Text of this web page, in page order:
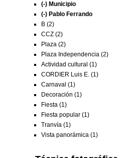
(-) Municipio
(-) Pablo Ferrando
B (2)
CCZ (2)
Plaza (2)
Plaza Independencia (2)
Actividad cultural (1)
CORDIER Luis E. (1)
Carnaval (1)
Decoración (1)
Fiesta (1)
Fiesta popular (1)
Tranvía (1)
Vista panorámica (1)